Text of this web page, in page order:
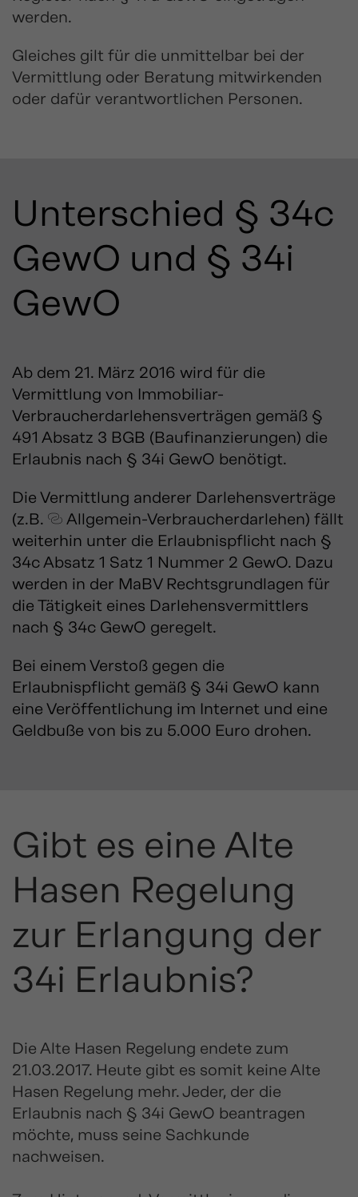
werden.
Gleiches gilt für die unmittelbar bei der
Vermittlung oder Beratung mitwirkenden
oder dafür verantwortlichen Personen.
Unterschied § 34c
GewO und § 34i
GewO
Ab dem 21. März 2016 wird für die
Vermittlung von Immobiliar-
Verbraucherdarlehensverträgen gemäß §
491 Absatz 3 BGB (Baufinanzierungen) die
Erlaubnis nach § 34i GewO benötigt.
Die Vermittlung anderer Darlehensverträge
(z.B.
Allgemein-Verbraucherdarlehen) fällt
weiterhin unter die Erlaubnispflicht nach §
34c Absatz 1 Satz 1 Nummer 2 GewO. Dazu
werden in der MaBV Rechtsgrundlagen für
die Tätigkeit eines Darlehensvermittlers
nach § 34c GewO geregelt.
Bei einem Verstoß gegen die
Erlaubnispflicht gemäß § 34i GewO kann
eine Veröffentlichung im Internet und eine
Geldbuße von bis zu 5.000 Euro drohen.
Gibt es eine Alte
Hasen Regelung
zur Erlangung der
34i Erlaubnis?
Die Alte Hasen Regelung endete zum
21.03.2017. Heute gibt es somit keine Alte
Hasen Regelung mehr. Jeder, der die
Erlaubnis nach § 34i GewO beantragen
möchte, muss seine Sachkunde
nachweisen.